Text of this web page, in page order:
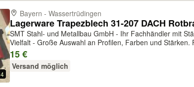
4
Bayern - Wassertrüdingen
SMT Stahl- und Metallbau GmbH - Ihr Fachhändler mit
Vielfalt - Große Auswahl an Profilen, Farben und Stärken.
Einzelbleche und in großen Mengen erhältlich. Service -
15 €
Versand möglich